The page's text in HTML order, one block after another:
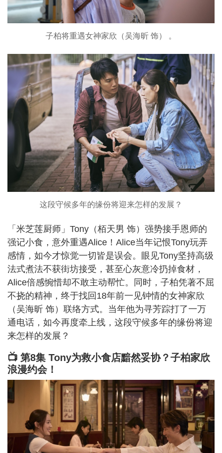
子柏将重遇女神家欣（吴海昕 饰） 。
这段守候多年的缘份将迎来怎样的发展？
「米芝莲厨师」Tony（栢天男 饰）强势接手恩师的
强记小食，意外重遇Alice！Alice当年记恨Tony玩弄
感情，如今才惊觉一切皆是误会。眼见Tony坚持高级
法式煮法不获街坊接受，甚至心灰意冷扔掉食材，
Alice倍感惋惜却不敢主动帮忙。同时，子柏凭著不屈
不挠的精神，终于找回18年前一见钟情的女神家欣
（吴海昕 饰）联络方式。当年他为寻芳踪打了一万
通电话，如今再度牵上线，这段守候多年的缘份将迎
来怎样的发展？
📺 第8集 Tony为救小食店黯然妥协？子柏家欣
浪漫约会！